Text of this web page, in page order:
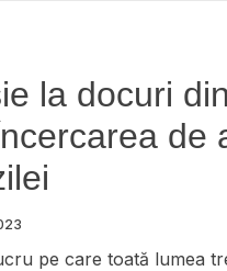
la docuri
de
pe care toată lumea